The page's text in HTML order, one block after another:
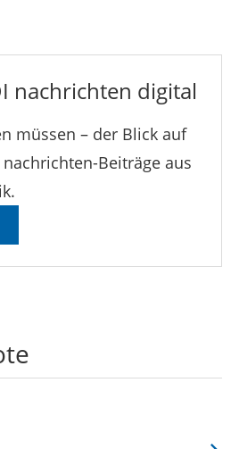
nachrichten digital
müssen – der Blick auf
Beiträge aus